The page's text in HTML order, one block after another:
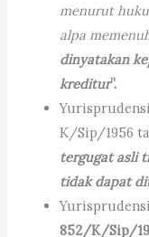
menurut
alpa
dinyatakan
kreditur”.
Yurisprudensi
K/Sip/1956
tergugat asli
tidak dapat
Yurisprudensi
852/K/Sip/